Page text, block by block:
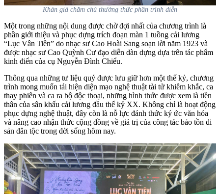
Khán giả chăm chú thưởng thức phần trình diễn
Một trong những nội dung được chờ đợi nhất của chương trình là
phần giới thiệu và phục dựng trích đoạn màn 1 tuồng cải lương
“Lục Vân Tiên” do nhạc sư Cao Hoài Sang soạn lời năm 1923 và
được nhạc sư Cao Quỳnh Cư đạo diễn dàn dựng dựa trên tác phẩm
kinh điển của cụ Nguyễn Đình Chiểu.
Thông qua những tư liệu quý được lưu giữ hơn một thế kỷ, chương
trình mong muốn tái hiện diện mạo nghệ thuật tài tử khiêm khắc, ca
thay phiên và ca ra bộ độc thoại, những hình thức được xem là tiền
thân của sân khấu cải lương đầu thế kỷ XX. Không chỉ là hoạt động
phục dựng nghệ thuật, đây còn là nỗ lực đánh thức ký ức văn hóa
và nâng cao nhận thức cộng đồng về giá trị của công tác bảo tồn di
sản dân tộc trong đời sống hôm nay.